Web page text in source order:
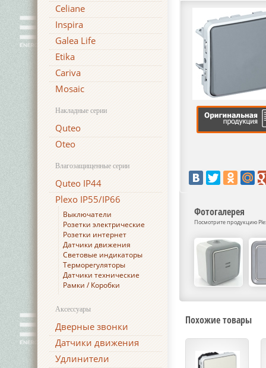
Celiane
Inspira
Galea Life
Etika
Cariva
Mosaic
Накладные серии
Quteo
Oteo
Влагозащищенные серии
Quteo IP44
Plexo IP55/IP66
Выключатели
Розетки электрические
Розетки интернет
Датчики движения
Световые индикаторы
Терморегуляторы
Датчики технические
Рамки / Коробки
Аксессуары
Дверные звонки
Датчики движения
Удлинители
Фотогалерея
Посмотрите продукцию
Похожие товары